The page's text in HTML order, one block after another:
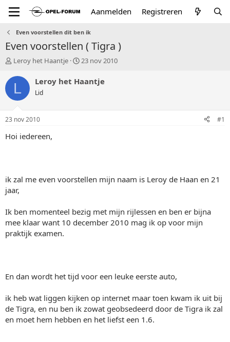
Aanmelden Registreren
Even voorstellen dit ben ik
Even voorstellen ( Tigra )
T
p
a
r
Leroy het Haantje
S
a
23 nov 2010
L Leroy het Haantje
Lid
23 nov 2010 #1
Hoi iedereen,
ik zal me even voorstellen mijn naam is Leroy de Haan en 21
jaar,
Ik ben momenteel bezig met mijn rijlessen en ben er bijna
mee klaar want 10 december 2010 mag ik op voor mijn
praktijk examen.
En dan wordt het tijd voor een leuke eerste auto,
ik heb wat liggen kijken op internet maar toen kwam ik uit bij
de Tigra, en nu ben ik zowat geobsedeerd door de Tigra ik zal
en moet hem hebben en het liefst een 1.6.